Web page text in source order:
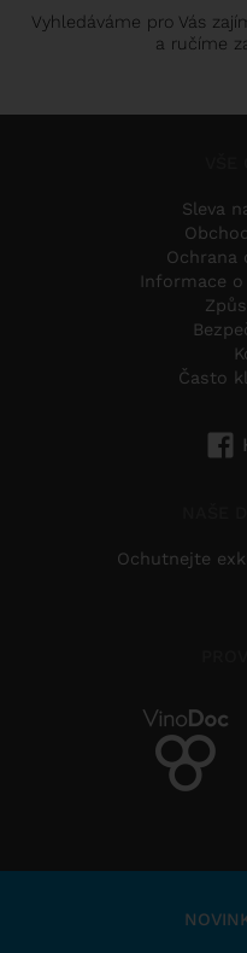
Vyhledáváme pro Vás
a ručíme
Sleva
Ochrana
Informace
Často
Ochutnejte